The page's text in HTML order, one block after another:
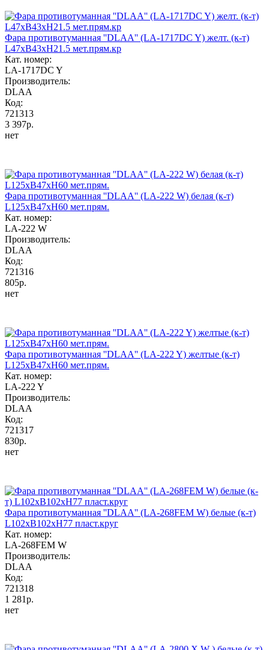
Фара противотуманная ''DLAA'' (LA-1717DC Y) желт. (к-т)
L47хB43хH21.5 мет.прям.кр
Кат. номер:
LA-1717DC Y
Производитель:
DLAA
Код:
721313
3 397р.
нет
Фара противотуманная ''DLAA'' (LA-222 W) белая (к-т)
L125хB47хH60 мет.прям.
Кат. номер:
LA-222 W
Производитель:
DLAA
Код:
721316
805р.
нет
Фара противотуманная ''DLAA'' (LA-222 Y) желтые (к-т)
L125хB47хH60 мет.прям.
Кат. номер:
LA-222 Y
Производитель:
DLAA
Код:
721317
830р.
нет
Фара противотуманная ''DLAA'' (LA-268FEM W) белые (к-т)
L102хB102хH77 пласт.круг
Кат. номер:
LA-268FEM W
Производитель:
DLAA
Код:
721318
1 281р.
нет